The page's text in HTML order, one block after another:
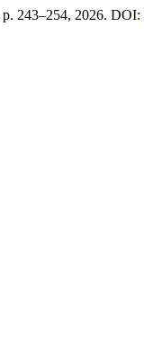
p. 243–254, 2026. DOI: